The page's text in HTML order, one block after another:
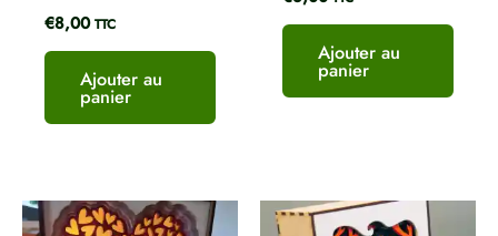
€8,00 TTC
Ajouter au
panier
Ajouter au
panier
Plage
de